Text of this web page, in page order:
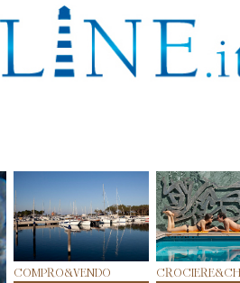
COMPRO&VENDO